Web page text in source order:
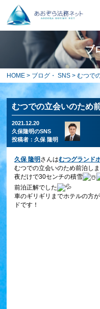
ブ
HOME > ブログ・ SNS > むつで
むつでの立会いのため
2021.12.20
久保隆明のSNS
投稿者：久保 隆明
久保 隆明 さんはむつグランド
むつでの立会いのため前泊しま
夜だけで30センチの積雪
前泊正解でした
車のギリギリまでホテルの方
ドです！